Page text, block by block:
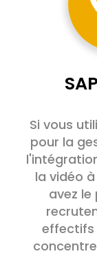
Si vous
pour la
la vidéo
avez
effectifs